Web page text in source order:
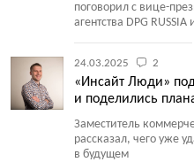
поговорил с вице-
агентства DPG
24.03.2025 2
«Инсайт Люди»
и поделились
Заместитель
рассказал, чего уже
в будущем